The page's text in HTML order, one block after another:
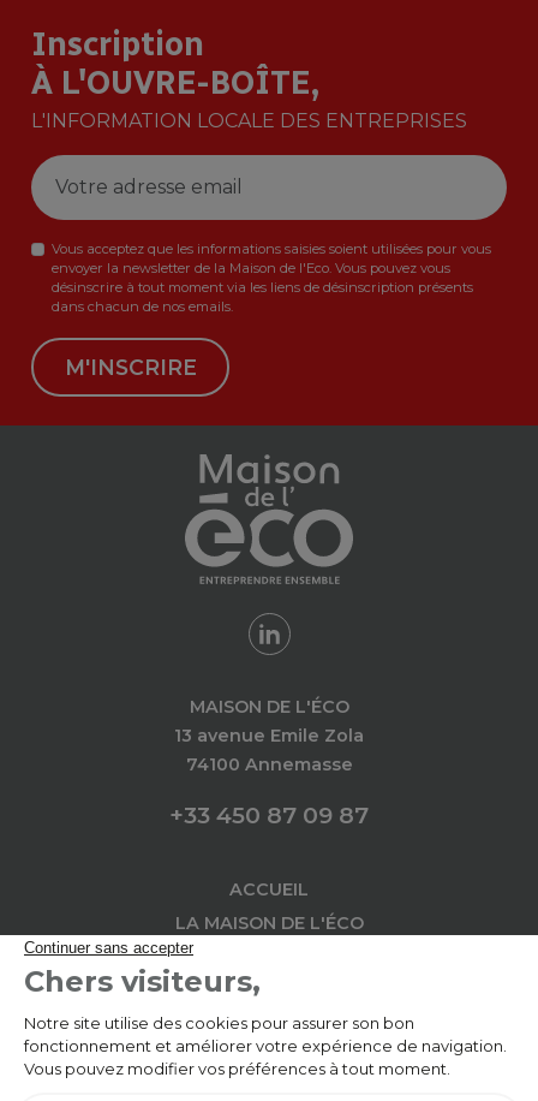
Inscription
À L'OUVRE-BOÎTE,
L'INFORMATION LOCALE DES ENTREPRISES
Vous acceptez que les informations saisies soient utilisées pour vous
envoyer la newsletter de la Maison de l'Eco. Vous pouvez vous
désinscrire à tout moment via les liens de désinscription présents
dans chacun de nos emails.
M'INSCRIRE
MAISON DE L'ÉCO
13 avenue Emile Zola
74100 Annemasse
+33 450 87 09 87
ACCUEIL
LA MAISON DE L'ÉCO
IMPLANTATION
L'ACTU
L'AGENDA